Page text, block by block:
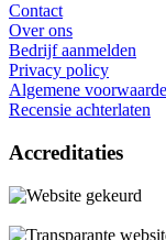
Contact
Over ons
Bedrijf aanmelden
Privacy policy
Algemene
Recensie achterlaten
Accreditaties